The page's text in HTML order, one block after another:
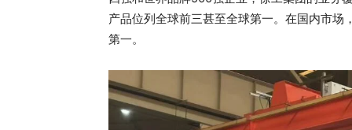
产品位列全球前三甚至全球第一。在国内市
第一。